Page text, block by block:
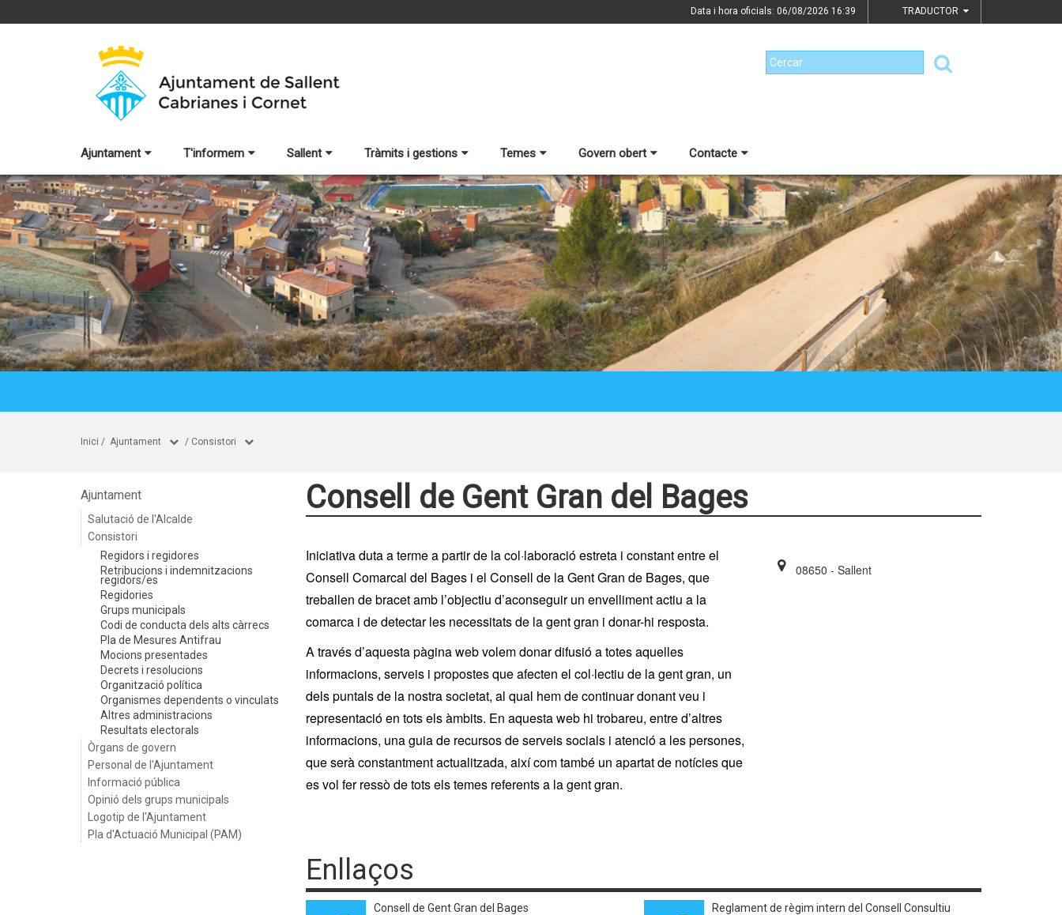
Data i hora oficials: 06/08/2026 16:39 TRADUCTOR
Ajuntament T'informem Sallent Tràmits i gestions Temes Govern obert Contacte
Inici / Ajuntament / Consistori
Ajuntament
Salutació de l'Alcalde
Consistori
Regidors i regidores
Retribucions i indemnitzacions
regidors/es
Regidories
Grups municipals
Codi de conducta dels alts càrrecs
Pla de Mesures Antifrau
Mocions presentades
Decrets i resolucions
Organització política
Organismes dependents o vinculats
Altres administracions
Resultats electorals
Òrgans de govern
Personal de l'Ajuntament
Informació pública
Opinió dels grups municipals
Logotip de l'Ajuntament
Pla d'Actuació Municipal (PAM)
Consell de Gent Gran del Bages
Iniciativa duta a terme a partir de la col·laboració estreta i constant entre el
Consell Comarcal del Bages i el Consell de la Gent Gran de Bages, que
treballen de bracet amb l’objectiu d’aconseguir un envelliment actiu a la
comarca i de detectar les necessitats de la gent gran i donar-hi resposta.
A través d’aquesta pàgina web volem donar difusió a totes aquelles
informacions, serveis i propostes que afecten el col·lectiu de la gent gran, un
dels puntals de la nostra societat, al qual hem de continuar donant veu i
representació en tots els àmbits. En aquesta web hi trobareu, entre d’altres
informacions, una guia de recursos de serveis socials i atenció a les persones,
que serà constantment actualitzada, així com també un apartat de notícies que
es vol fer ressò de tots els temes referents a la gent gran.
08650 - Sallent
Enllaços
Consell de Gent Gran del Bages
Reglament de règim intern del Consell Consultiu